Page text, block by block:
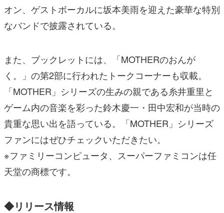
オン、ゲストボーカルに坂本美雨を迎えた豪華な特別
なバンドで披露されている。
また、ブックレットには、「MOTHERのおんが
く。」の第2部に行われたトークコーナーも収載。
「MOTHER」シリーズの生みの親である糸井重里と
ゲーム内の音楽を彩った鈴木慶一・田中宏和が当時の
貴重な思い出を語っている。「MOTHER」シリーズ
ファンにはぜひチェックいただきたい。
※ファミリーコンピュータ、スーパーファミコンは任
天堂の商標です。
◆リリース情報